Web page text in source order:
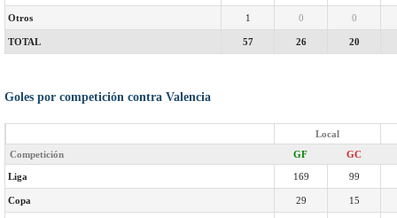
Otros 1 0 0
TOTAL 57 26 20
Goles por competición contra Valencia
Local
Competición
GF GC
Liga 169 99
Copa 29 15